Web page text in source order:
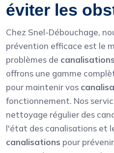
éviter les
Chez Snel-Débouchage,
prévention efficace est le
problèmes de canalisations
offrons une gamme
pour maintenir vos
fonctionnement. Nos
nettoyage régulier des
l'état des canalisations et
canalisations pour